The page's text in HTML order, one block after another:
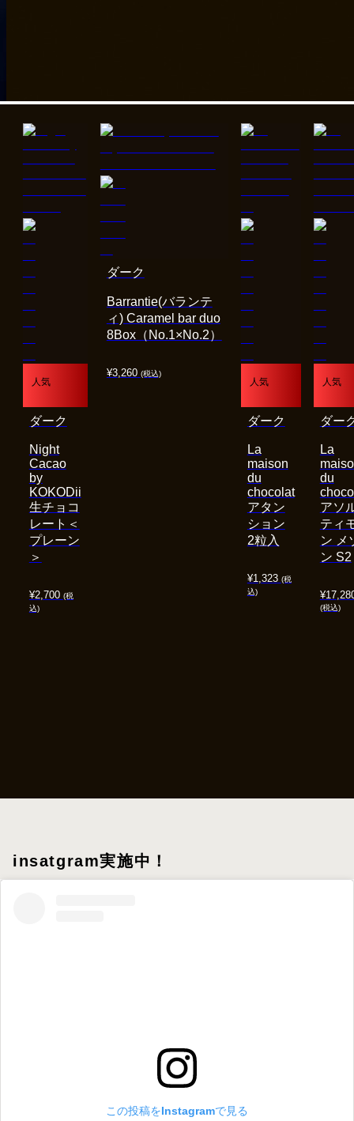
人気
¥2,700 (税
込)
Night
Cacao
by
KOKODii
生チョコ
レート＜
プレーン
＞
ダーク
¥3,260 (税込)
Barrantie(バランテ
ィ) Caramel bar duo
8Box（No.1×No.2）
ダーク
人気
¥1,323 (税
込)
La
maison
du
chocolat
アタン
ション
2粒入
ダーク
人気
¥
(税込)
La
du
アソ
ティ
ン メ
ン S2
ダー
insatgram実施中！
この投稿をInstagramで見る